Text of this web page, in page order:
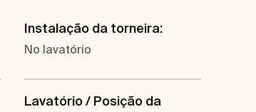
Instalação da torneira:
No lavatório
Lavatório / Posição da